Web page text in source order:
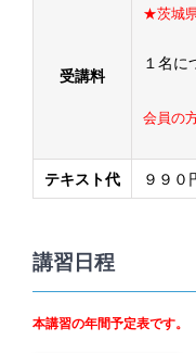
受講料
★茨城
１名
非
会員の
テキスト代 ９９０
講習日程
本講習の年間予定表です。